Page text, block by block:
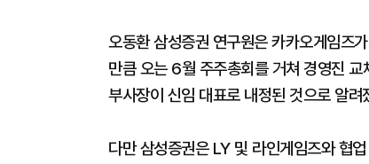
오동환 삼성증권 연구원은 카카오게임
만큼 오는 6월 주주총회를 거쳐 경영진
부사장이 신임 대표로 내정된 것으로 알려
다만 삼성증권은 LY 및 라인게임즈와 협